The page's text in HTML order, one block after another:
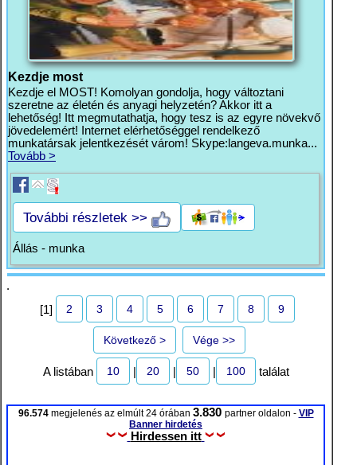
Kezdje most
Kezdje el MOST! Komolyan gondolja, hogy változtani
szeretne az életén és anyagi helyzetén? Akkor itt a
lehetőség! Itt megmutathatja, hogy tesz is az egyre növekvő
jövedelemért! Internet elérhetőséggel rendelkező
munkatársak jelentkezését várom! Skype:langeva.munka...
Tovább >
További részletek >>
Állás - munka
.
[1]
2 3 4 5 6 7 8 9
Következő > Vége >>
A listában 10 20 50 100 találat
96.574megjelenés az elmúlt 24 órában 3.830 partner oldalon - VIP
Banner hirdetés
Hirdessen itt